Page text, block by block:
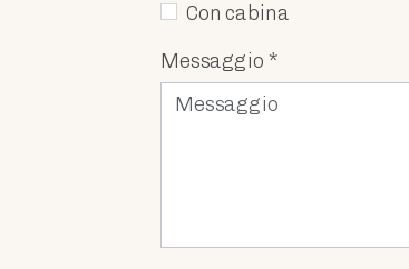
Con cabina
Messaggio *